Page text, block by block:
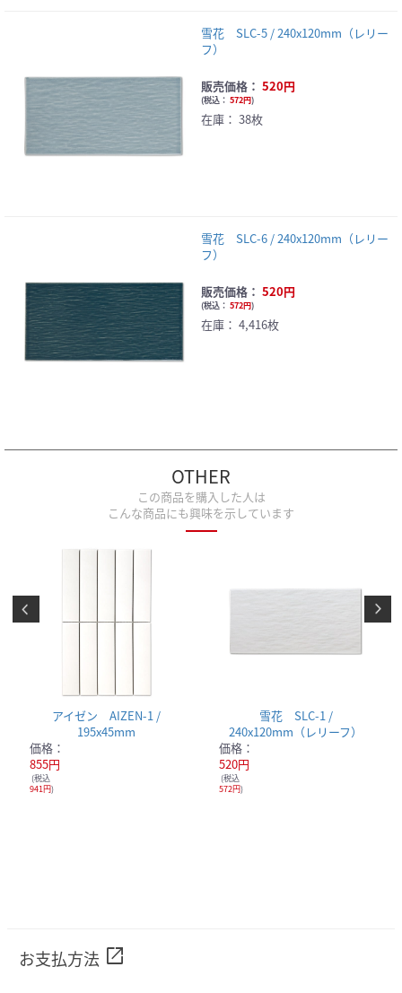
雪花 SLC-5 / 240x120mm（レリー
フ）
販売価格： 520円
(税込： 572円)
在庫： 38枚
雪花 SLC-6 / 240x120mm（レリー
フ）
販売価格： 520円
(税込： 572円)
在庫： 4,416枚
OTHER
この商品を購入した人は
こんな商品にも興味を示しています
アイゼン AIZEN-1 /
195x45mm
価格：
855円
(税込
941円)
雪花 SLC-1 /
240x120mm（レリーフ）
価格：
520円
(税込
572円)
お支払方法 open_in_new